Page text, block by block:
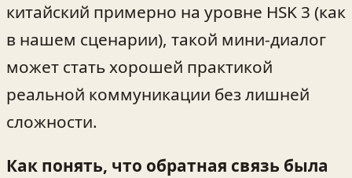
китайский примерно на уровне HSK 3 (как
в нашем сценарии), такой мини‑диалог
может стать хорошей практикой
реальной коммуникации без лишней
сложности.
Как понять, что обратная связь была